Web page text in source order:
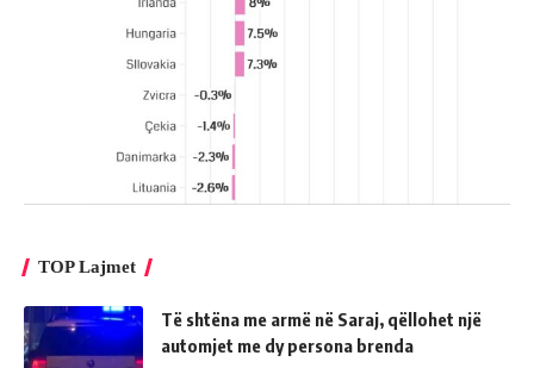
TOP Lajmet
Të shtëna me armë në Saraj, qëllohet një
automjet me dy persona brenda